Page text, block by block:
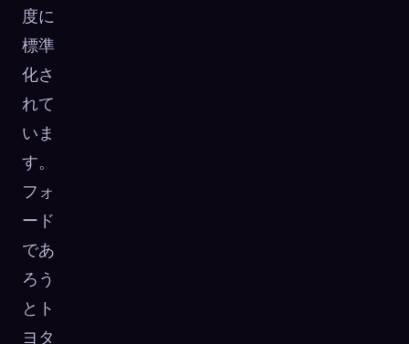
度に
標準
化さ
れて
いま
す。
フォ
ード
であ
ろう
とト
ヨタ